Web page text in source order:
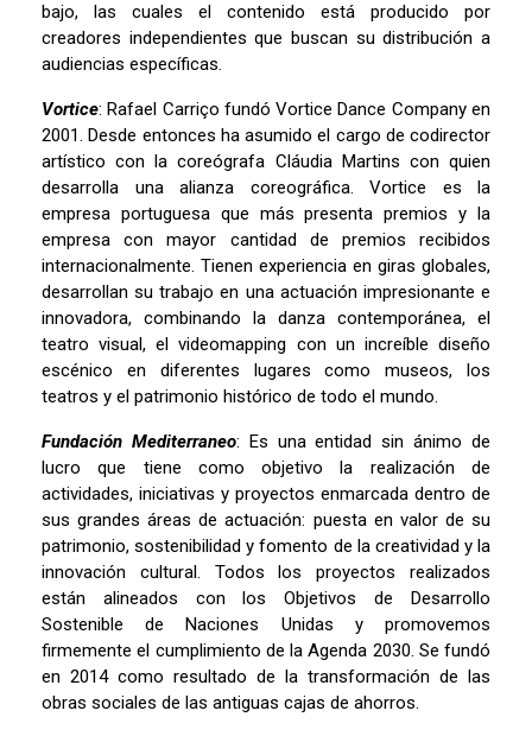
bajo, las cuales el contenido está producido por
creadores independientes que buscan su distribución a
audiencias específicas.
Vortice: Rafael Carriço fundó Vortice Dance Company en
2001. Desde entonces ha asumido el cargo de codirector
artístico con la coreógrafa Cláudia Martins con quien
desarrolla una alianza coreográfica. Vortice es la
empresa portuguesa que más presenta premios y la
empresa con mayor cantidad de premios recibidos
internacionalmente. Tienen experiencia en giras globales,
desarrollan su trabajo en una actuación impresionante e
innovadora, combinando la danza contemporánea, el
teatro visual, el videomapping con un increíble diseño
escénico en diferentes lugares como museos, los
teatros y el patrimonio histórico de todo el mundo.
Fundación Mediterraneo: Es una entidad sin ánimo de
lucro que tiene como objetivo la realización de
actividades, iniciativas y proyectos enmarcada dentro de
sus grandes áreas de actuación: puesta en valor de su
patrimonio, sostenibilidad y fomento de la creatividad y la
innovación cultural. Todos los proyectos realizados
están alineados con los Objetivos de Desarrollo
Sostenible de Naciones Unidas y promovemos
firmemente el cumplimiento de la Agenda 2030. Se fundó
en 2014 como resultado de la transformación de las
obras sociales de las antiguas cajas de ahorros.